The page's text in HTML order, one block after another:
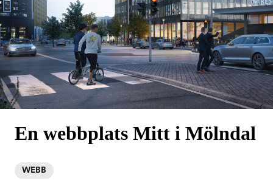
En webbplats Mitt i Mölndal
WEBB